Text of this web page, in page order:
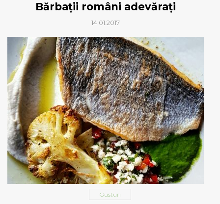
Bărbații români adevărați
14.01.2017
Gusturi